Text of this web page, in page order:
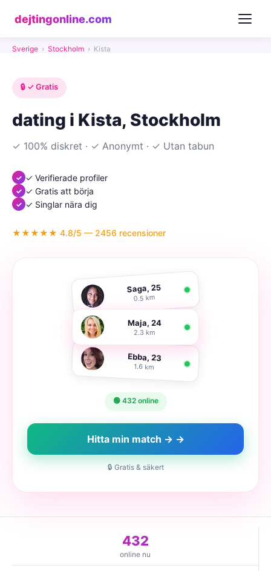
dejtingonline.com
Sverige › Stockholm › Kista
🔒 ✓ Gratis
dating i Kista, Stockholm
✓ 100% diskret · ✓ Anonymt · ✓ Utan tabun
✓ Verifierade profiler
✓ Gratis att börja
✓ Singlar nära dig
★★★★★ 4.8/5 — 2456 recensioner
Saga, 25
0.5 km
Maja, 24
2.3 km
Ebba, 23
1.6 km
🟢 432 online
Hitta min match → →
🔒 Gratis & säkert
432
online nu